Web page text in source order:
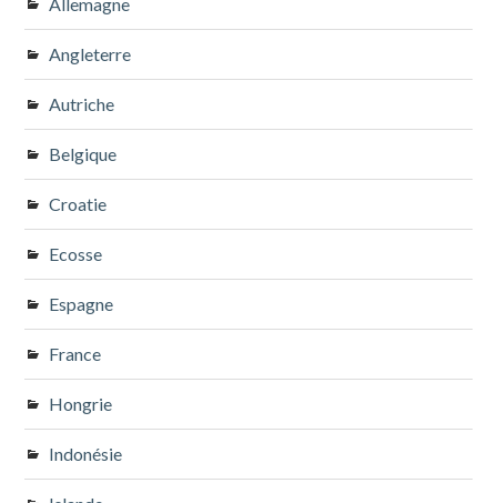
Angleterre
Autriche
Belgique
Croatie
Ecosse
Espagne
France
Hongrie
Indonésie